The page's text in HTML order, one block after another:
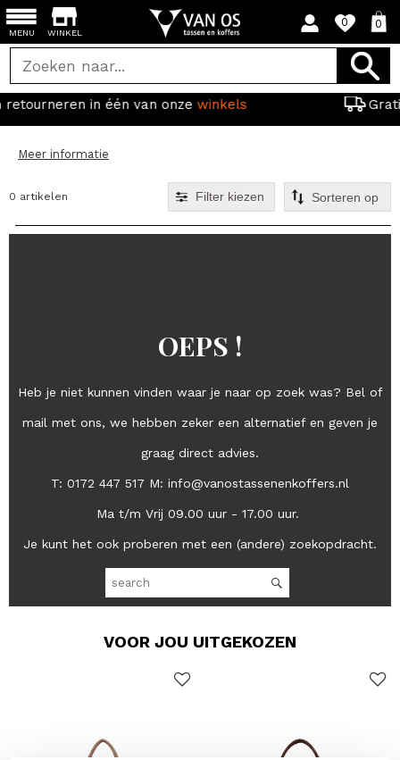
WINKEL
0 0
onzewinkels Gratis verzending vanaf
MENU
Meer informatie
0 artikelen Filter kiezen
OEPS !
Heb je niet kunnen vinden waar je naar op zoek was? Bel of
mail met ons, we hebben zeker een alternatief en geven je
graag direct advies.
T: 0172 447 517 M: info@vanostassenenkoffers.nl
Ma t/m Vrij 09.00 uur - 17.00 uur.
Je kunt het ook proberen met een (andere) zoekopdracht.
VOOR JOU UITGEKOZEN